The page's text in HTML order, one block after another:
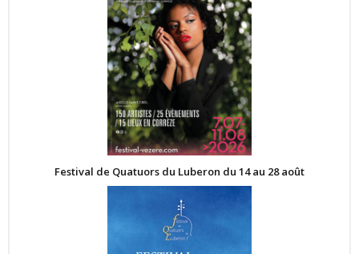
Festival de Quatuors du Luberon du 14 au 28 août